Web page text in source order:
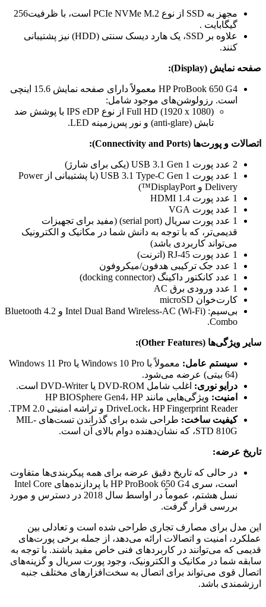
مجهز به SSD از نوع PCIe NVMe M.2 است، با ظرفیت‌256
گیگابایت .
علاوه بر SSD، یک هارد دیسک سنتی (HDD) نیز پشتیبانی
کنند.
صفحه نمایش (Display):
HP ProBook 650 G4 معمولاً دارای صفحه نمایش 15.6 اینچی
است. رزولوشن‌های موجود شامل:
Full HD (1920 x 1080) از نوع IPS eDP با پوشش ضد
تابش (anti-glare) و نور پس‌زمینه LED.
اتصالات و پورت‌ها (Connectivity and Ports):
2 عدد پورت USB 3.1 Gen 1 (یکی برای شارژ)
1 عدد پورت USB 3.1 Type-C Gen 1 (با پشتیبانی از Power
Delivery و DisplayPort™)
1 عدد پورت HDMI 1.4
1 عدد پورت VGA
1 عدد پورت سریال (serial port) (مفید برای تجهیزات
قدیمی‌تر، که با توجه به دانش شما در مکانیک و الکترونیک
می‌تواند کاربردی باشد)
1 عدد پورت RJ-45 (اترنت)
1 عدد جک ترکیبی هدفون/میکروفون
1 عدد کانکتور داکینگ (docking connector)
1 عدد ورودی برق AC
کارت‌خوان microSD
بی‌سیم: Intel Dual Band Wireless-AC (Wi-Fi) و Bluetooth 4.2
Combo.
سایر ویژگی‌ها (Other Features):
سیستم عامل:
معمولاً با Windows 10 Pro یا Windows 11 Pro
(64 بیتی) عرضه می‌شود.
درایو نوری: اغلب شامل DVD-ROM یا DVD-Writer است.
امنیت:
ویژگی‌هایی مانند HP BIOSphere Gen4، HP
DriveLock، HP Fingerprint Reader و تراشه امنیتی TPM 2.0.
کیفیت ساخت:
طراحی شده برای گذراندن تست‌های MIL-
STD 810G، که نشان‌دهنده دوام بالای آن است.
تاریخ عرضه:
در حالی که تاریخ دقیق عرضه برای همه پیکربندی‌ها متفاوت
است، سری HP ProBook 650 G4 با پردازنده‌های Intel Core
نسل هشتم، عموماً در اواسط سال 2018 در دسترس و مورد
بررسی قرار گرفت.
این مدل برای مصارف تجاری طراحی شده است و تعادلی بین
عملکرد، امنیت و اتصالات ارائه می‌دهد، از جمله برخی پورت‌های
قدیمی که می‌توانند در کاربردهای فنی خاص مفید باشند. با توجه به
سابقه شما در مکانیک و الکترونیک، وجود پورت سریال و گزینه‌های
اتصال قوی می‌تواند برای اتصال به سخت‌افزارهای مختلف جنبه
ارزشمندی باشد.